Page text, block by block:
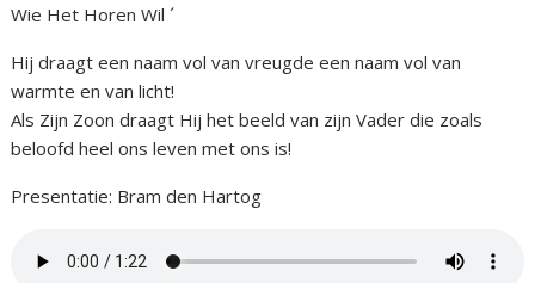
Wie Het Horen Wil ´
Hij draagt een naam vol van vreugde een naam vol van
warmte en van licht!
Als Zijn Zoon draagt Hij het beeld van zijn Vader die zoals
beloofd heel ons leven met ons is!
Presentatie: Bram den Hartog